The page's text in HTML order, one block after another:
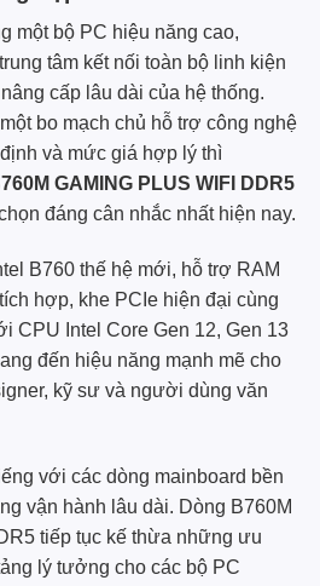
một bộ PC hiệu năng cao,
tâm kết nối toàn bộ linh kiện
cấp lâu dài của hệ thống.
bo mạch chủ hỗ trợ công nghệ
và mức giá hợp lý thì
GAMING PLUS WIFI DDR5
đáng cân nhắc nhất hiện nay.
B760 thế hệ mới, hỗ trợ RAM
hợp, khe PCIe hiện đại cùng
CPU Intel Core Gen 12, Gen 13
đến hiệu năng mạnh mẽ cho
kỹ sư và người dùng văn
với các dòng mainboard bền
vận hành lâu dài. Dòng B760M
tiếp tục kế thừa những ưu
lý tưởng cho các bộ PC